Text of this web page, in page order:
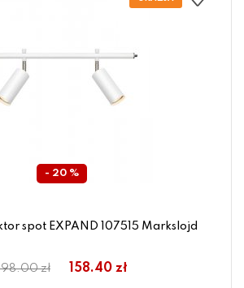
- 20 %
spot EXPAND 107515 Markslojd
zł 158.40 zł